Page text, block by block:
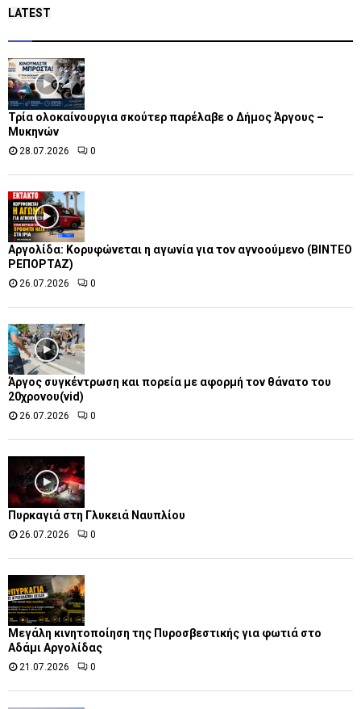
LATEST
Τρία ολοκαίνουργια σκούτερ παρέλαβε o Δήμος Άργους –
Μυκηνών
28.07.2026 0
Αργολίδα: Κορυφώνεται η αγωνία για τον αγνοούμενο (ΒΙΝΤΕΟ
ΡΕΠΟΡΤΑΖ)
26.07.2026 0
Άργος συγκέντρωση και πορεία με αφορμή τον θάνατο του
20χρονου(vid)
26.07.2026 0
Πυρκαγιά στη Γλυκειά Ναυπλίου
26.07.2026 0
Μεγάλη κινητοποίηση της Πυροσβεστικής για φωτιά στο
Αδάμι Αργολίδας
21.07.2026 0